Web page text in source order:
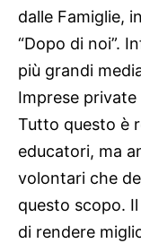
dalle Famiglie,
“Dopo di noi”.
più grandi
Imprese
Tutto questo è
educatori, ma
volontari che
questo scopo.
di rendere